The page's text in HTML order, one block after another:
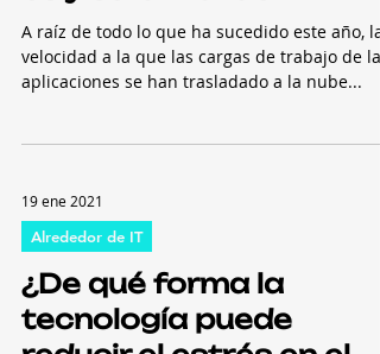
El futuro de la
informática
es y será híbrido
A raíz de todo lo que ha sucedido este año, la
19 ene 2021
Alrededor de IT